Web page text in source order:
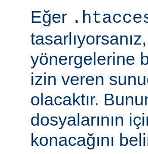
Eğer
yönergelerine
izin veren
olacaktır.
dosyalarının
konacağını